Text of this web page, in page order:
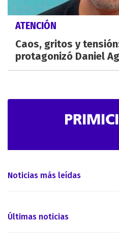
ATENCIÓN
Caos, gritos y
protagonizó Daniel
Noticias más leídas
Últimas noticias